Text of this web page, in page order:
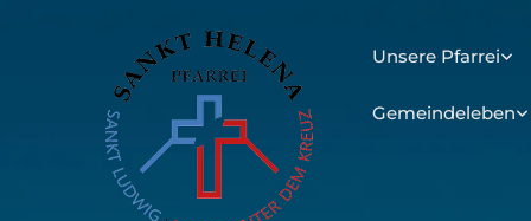
Unsere Pfarrei
Gemeindeleben